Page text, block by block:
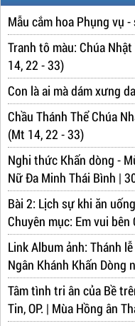
Mẫu cắm hoa Phụng vụ -
Tranh tô màu: Chúa
14, 22 - 33)
Con là ai mà dám xưng
Chầu Thánh Thể Chúa
(Mt 14, 22 - 33)
Nghi thức Khấn dòng -
Nữ Đa Minh Thái Bình |
Bài 2: Lịch sự khi ăn
Chuyên mục: Em vui bên
Link Album ảnh: Thánh
Ngân Khánh Khấn Dòng
Tâm tình tri ân của Bề
Tin, OP. | Mùa Hồng ân